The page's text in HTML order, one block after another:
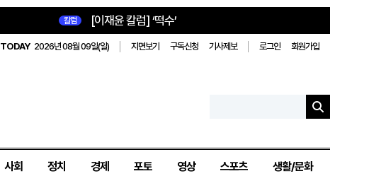
칼럼 [이재윤 칼럼] ‘떡수’
TODAY 2026년 08월 09일(일) 지면보기 구독신청 기사제보 로그인 회원가입
사회 정치 경제 포토 영상 스포츠 생활/문화